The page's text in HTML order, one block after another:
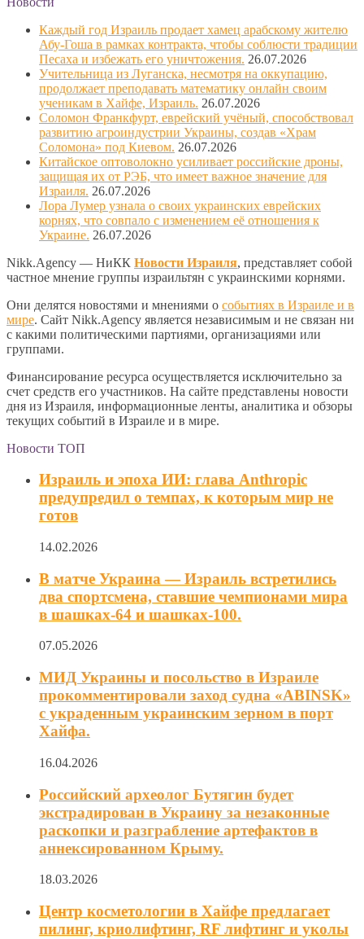
Каждый год Израиль продает хамец арабскому жителю
Абу-Гоша в рамках контракта, чтобы соблюсти традиции
Песаха и избежать его уничтожения. 26.07.2026
Учительница из Луганска, несмотря на оккупацию,
продолжает преподавать математику онлайн своим
ученикам в Хайфе, Израиль. 26.07.2026
Соломон Франкфурт, еврейский учёный, способствовал
развитию агроиндустрии Украины, создав «Храм
Соломона» под Киевом. 26.07.2026
Китайское оптоволокно усиливает российские дроны,
защищая их от РЭБ, что имеет важное значение для
Израиля. 26.07.2026
Лора Лумер узнала о своих украинских еврейских
корнях, что совпало с изменением её отношения к
Украине. 26.07.2026
Nikk.Agency — НиКК Новости Израиля, представляет собой
частное мнение группы израильтян с украинскими корнями.
Они делятся новостями и мнениями о событиях в Израиле и в
мире. Сайт Nikk.Agency является независимым и не связан ни
с какими политическими партиями, организациями или
группами.
Финансирование ресурса осуществляется исключительно за
счет средств его участников. На сайте представлены новости
дня из Израиля, информационные ленты, аналитика и обзоры
текущих событий в Израиле и в мире.
Новости ТОП
Израиль и эпоха ИИ: глава Anthropic
предупредил о темпах, к которым мир не
готов
14.02.2026
В матче Украина — Израиль встретились
два спортсмена, ставшие чемпионами мира
в шашках-64 и шашках-100.
07.05.2026
МИД Украины и посольство в Израиле
прокомментировали заход судна «ABINSK»
с украденным украинским зерном в порт
Хайфа.
16.04.2026
Российский археолог Бутягин будет
экстрадирован в Украину за незаконные
раскопки и разграбление артефактов в
аннексированном Крыму.
18.03.2026
Центр косметологии в Хайфе предлагает
пилинг, криолифтинг, RF лифтинг и уколы